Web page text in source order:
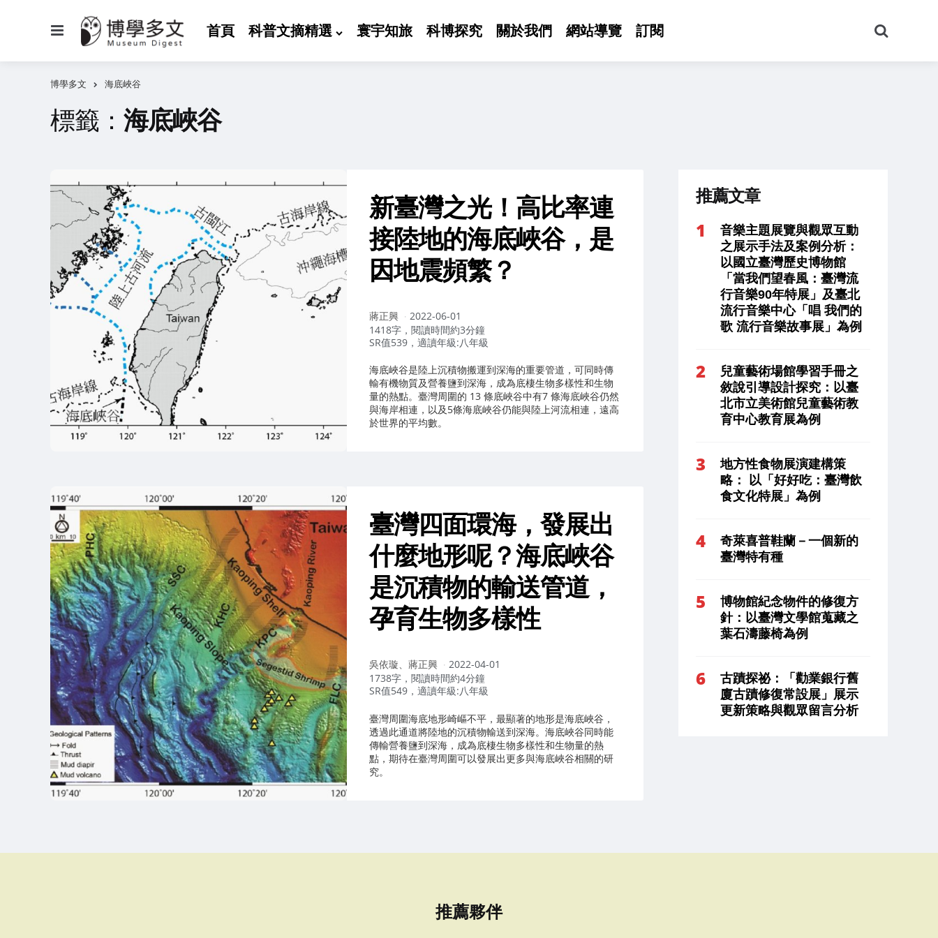
首頁 科普文摘精選 寰宇知旅 科博探究 關於我們 網站導覽 訂閱
尋
博學多文 海底峽谷
標籤： 海底峽谷
新臺灣之光！高比率連
接陸地的海底峽谷，是
因地震頻繁？
作
者：
蔣正興
2022-06-01
1418字，閱讀時間約3分鐘
SR值539，適讀年級:八年級
海底峽谷是陸上沉積物搬運到深海的重要管道，可同時傳
輸有機物質及營養鹽到深海，成為底棲生物多樣性和生物
量的熱點。臺灣周圍的 13 條底峽谷中有7 條海底峽谷仍然
與海岸相連，以及5條海底峽谷仍能與陸上河流相連，遠高
於世界的平均數。
臺灣四面環海，發展出
什麼地形呢？海底峽谷
是沉積物的輸送管道，
孕育生物多樣性
作
者：
吳依璇、蔣正興
2022-04-01
1738字，閱讀時間約4分鐘
SR值549，適讀年級:八年級
臺灣周圍海底地形崎嶇不平，最顯著的地形是海底峽谷，
透過此通道將陸地的沉積物輸送到深海。海底峽谷同時能
傳輸營養鹽到深海，成為底棲生物多樣性和生物量的熱
點，期待在臺灣周圍可以發展出更多與海底峽谷相關的研
究。
推薦文章
音樂主題展覽與觀眾互動
之展示手法及案例分析：
以國立臺灣歷史博物館
「當我們望春風：臺灣流
行音樂90年特展」及臺北
流行音樂中心「唱 我們的
歌 流行音樂故事展」為例
兒童藝術場館學習手冊之
敘說引導設計探究：以臺
北市立美術館兒童藝術教
育中心教育展為例
地方性食物展演建構策
略： 以「好好吃：臺灣飲
食文化特展」為例
奇萊喜普鞋蘭－一個新的
臺灣特有種
博物館紀念物件的修復方
針：以臺灣文學館蒐藏之
葉石濤藤椅為例
古蹟探祕：「勸業銀行舊
廈古蹟修復常設展」展示
更新策略與觀眾留言分析
推薦夥伴